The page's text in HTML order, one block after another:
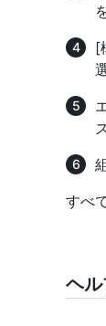
[
すべ
ヘル